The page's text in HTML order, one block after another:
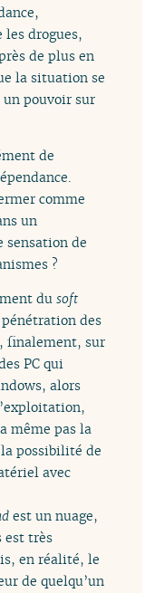
les drogues,
de plus en
la situation se
un pouvoir sur
de
comme
un
sensation de
?
dusoft
des
finalement, sur
PC qui
alors
même pas la
la possibilité de
avec
est un nuage,
est très
en réalité, le
de quelqu’un